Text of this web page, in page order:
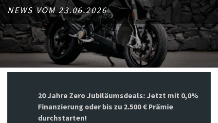
NEWS VOM 23.06.2026
20 Jahre Zero Jubiläumsdeals: Jetzt mit 0,0%
Finanzierung oder bis zu 2.500 € Prämie
durchstarten!